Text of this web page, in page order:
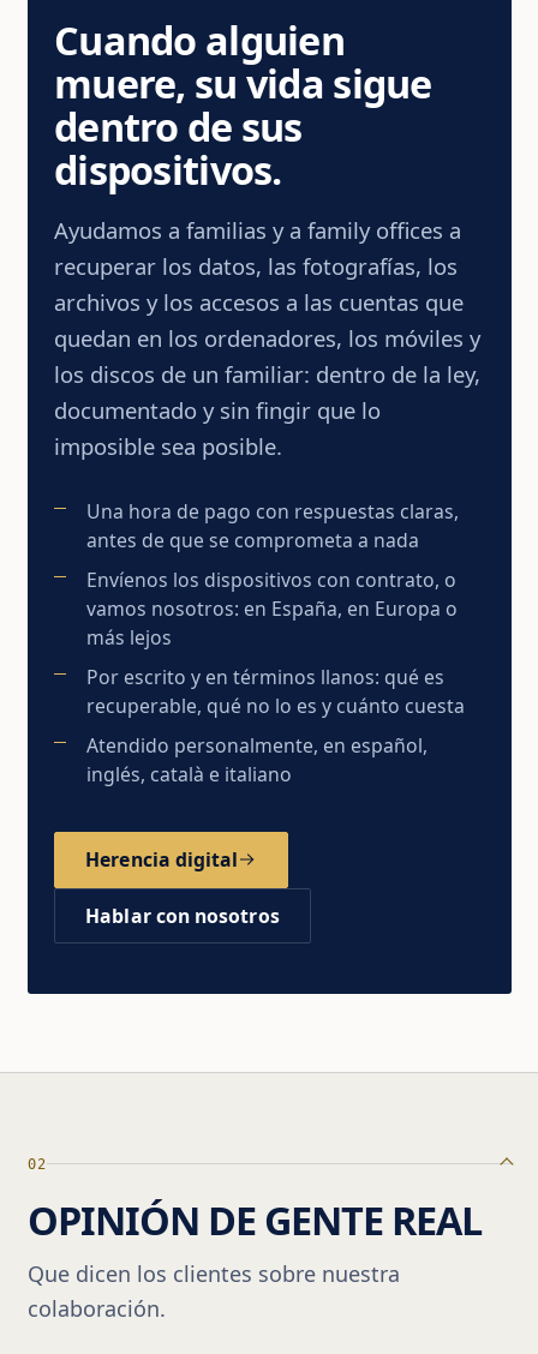
Cuando alguien
muere, su vida sigue
dentro de sus
dispositivos.
Ayudamos a familias y a family offices a
recuperar los datos, las fotografías, los
archivos y los accesos a las cuentas que
quedan en los ordenadores, los móviles y
los discos de un familiar: dentro de la ley,
documentado y sin fingir que lo
imposible sea posible.
Una hora de pago con respuestas claras,
antes de que se comprometa a nada
Envíenos los dispositivos con contrato, o
vamos nosotros: en España, en Europa o
más lejos
Por escrito y en términos llanos: qué es
recuperable, qué no lo es y cuánto cuesta
Atendido personalmente, en español,
inglés, català e italiano
Herencia digital
Hablar con nosotros
02
OPINIÓN DE GENTE REAL
Que dicen los clientes sobre nuestra
colaboración.